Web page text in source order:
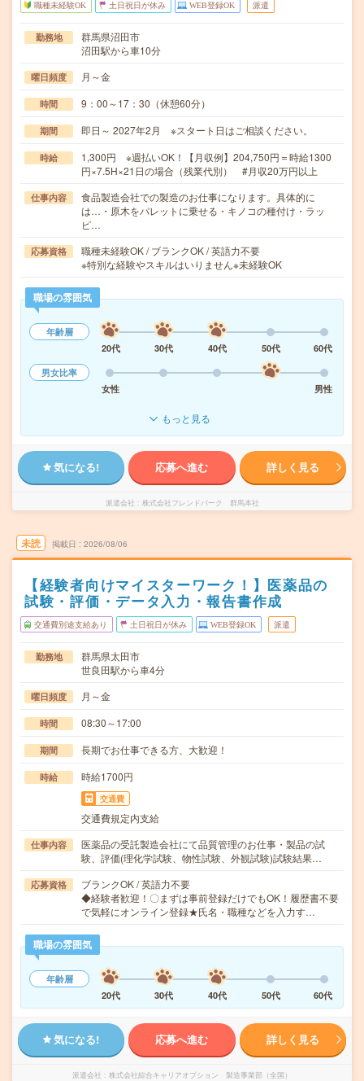
職種未経験OK 土日祝日が休み WEB登録OK 派遣
勤務地
群馬県沼田市
沼田駅から車10分
曜日頻度 月～金
時間 9：00～17：30（休憩60分）
期間 即日～ 2027年2月 ※スタート日はご相談ください。
時給
1,300円 ※週払いOK！【月収例】204,750円＝時給1300
円×7.5H×21日の場合（残業代別） #月収20万円以上
仕事内容
食品製造会社での製造のお仕事になります。具体的に
は…・原木をパレットに乗せる・キノコの種付け・ラッ
ピ…
応募資格
職種未経験OK / ブランクOK / 英語力不要
※特別な経験やスキルはいりません※未経験OK
職場の雰囲気
年齢層
20代
30代 40代 50代
60代
男女比率
女性
男性
もっと見る
気になる! 応募へ進む 詳しく見る
派遣会社 株式会社フレンドパーク 群馬本社
未読 掲載日 2026/08/06
【経験者向けマイスターワーク！】医薬品の
試験・評価・データ入力・報告書作成
交通費別途支給あり 土日祝日が休み WEB登録OK 派遣
勤務地
群馬県太田市
世良田駅から車4分
曜日頻度 月～金
時間 08:30～17:00
期間 長期でお仕事できる方、大歓迎！
時給 時給1700円
交通費
交通費規定内支給
仕事内容
医薬品の受託製造会社にて品質管理のお仕事・製品の試
験、評価(理化学試験、物性試験、外観試験)試験結果…
応募資格
ブランクOK / 英語力不要
◆経験者歓迎！〇まずは事前登録だけでもOK！履歴書不要
で気軽にオンライン登録★氏名・職種などを入力す…
職場の雰囲気
年齢層
20代
30代 40代 50代 60代
気になる! 応募へ進む 詳しく見る
派遣会社 株式会社綜合キャリアオプション 製造事業部（全国）